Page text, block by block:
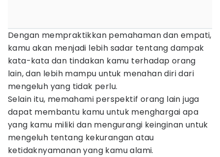
Dengan mempraktikkan pemahaman dan empati,
kamu akan menjadi lebih sadar tentang dampak
kata-kata dan tindakan kamu terhadap orang
lain, dan lebih mampu untuk menahan diri dari
mengeluh yang tidak perlu.
Selain itu, memahami perspektif orang lain juga
dapat membantu kamu untuk menghargai apa
yang kamu miliki dan mengurangi keinginan untuk
mengeluh tentang kekurangan atau
ketidaknyamanan yang kamu alami.